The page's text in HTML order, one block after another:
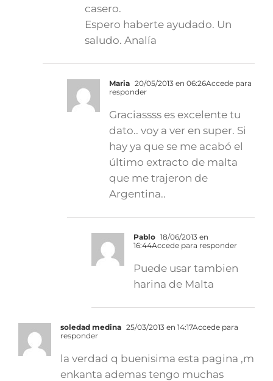
casero.
Espero haberte ayudado. Un
saludo. Analía
Maria 20/05/2013 en 06:26Accede para
responder
Graciassss es excelente tu
dato.. voy a ver en super. Si
hay ya que se me acabó el
último extracto de malta
que me trajeron de
Argentina..
Pablo 18/06/2013 en
16:44Accede para responder
Puede usar tambien
harina de Malta
soledad medina 25/03/2013 en 14:17Accede para
responder
la verdad q buenisima esta pagina ,m
enkanta ademas tengo muchas